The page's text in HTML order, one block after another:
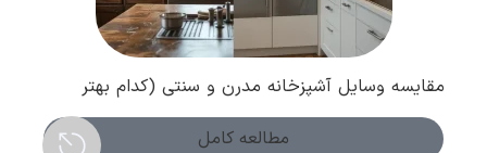
مقایسه وسایل آشپزخانه مدرن و سنتی (کدام بهتر
است ؟ )
مطالعه کامل